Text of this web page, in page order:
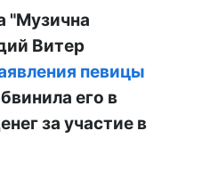
"Музична
Витер
певицы
его в
за участие в